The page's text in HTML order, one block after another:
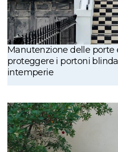
Manutenzione delle porte
proteggere i portoni
intemperie